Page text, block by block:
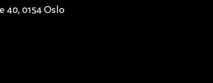
40, 0154 Oslo